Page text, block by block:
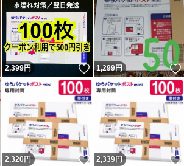
いいね！
2,399円 いいね！
1,299円
いいね！
2,320円 いいね！
2,339円